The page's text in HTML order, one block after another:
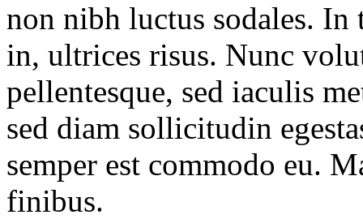
non nibh luctus sodales.
in, ultrices risus. Nunc
pellentesque, sed iaculis
sed diam sollicitudin
semper est commodo eu.
finibus.